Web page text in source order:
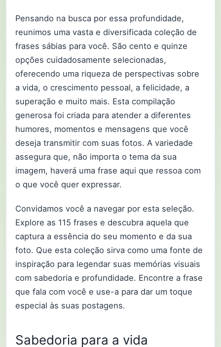
Pensando na busca por essa profundidade,
reunimos uma vasta e diversificada coleção de
frases sábias para você. São cento e quinze
opções cuidadosamente selecionadas,
oferecendo uma riqueza de perspectivas sobre
a vida, o crescimento pessoal, a felicidade, a
superação e muito mais. Esta compilação
generosa foi criada para atender a diferentes
humores, momentos e mensagens que você
deseja transmitir com suas fotos. A variedade
assegura que, não importa o tema da sua
imagem, haverá uma frase aqui que ressoa com
o que você quer expressar.
Convidamos você a navegar por esta seleção.
Explore as 115 frases e descubra aquela que
captura a essência do seu momento e da sua
foto. Que esta coleção sirva como uma fonte de
inspiração para legendar suas memórias visuais
com sabedoria e profundidade. Encontre a frase
que fala com você e use-a para dar um toque
especial às suas postagens.
Sabedoria para a vida